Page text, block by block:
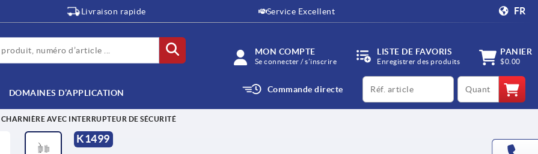
Livraison rapide Service Excellent FR
MON COMPTE
Se connecter / s’inscrire
LISTE DE FAVORIS
Enregistrer des produits
PANIER
$0.00
DOMAINES D’APPLICATION Commande directe
productCode qty
CHARNIÈRE AVEC INTERRUPTEUR DE SÉCURITÉ
K1499